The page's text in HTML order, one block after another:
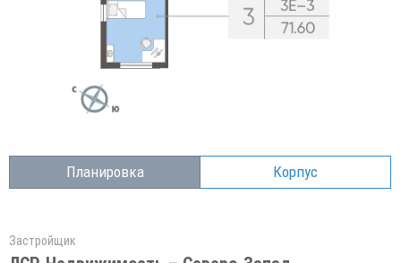
Планировка Корпус
Застройщик